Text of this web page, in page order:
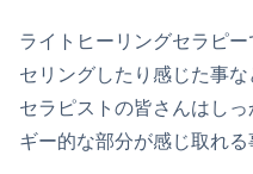
ライトヒーリングセラピ
セリングしたり感じた事な
セラピストの皆さんはし
ギー的な部分が感じ取れる